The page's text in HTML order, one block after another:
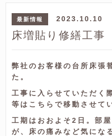
最新情報 2023.10.10
床増貼り修繕工事
弊社のお客様の台所床張
た。
工事に入らせていただく
等はこちらで移動させて
工期はおおよそ2日。部
が、床の痛みなど気にな